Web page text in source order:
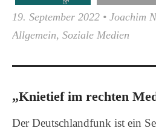
19. September 2022 • Joachim
Allgemein, Soziale Medien
„Knietief im rechten
Der Deutschlandfunk ist ein